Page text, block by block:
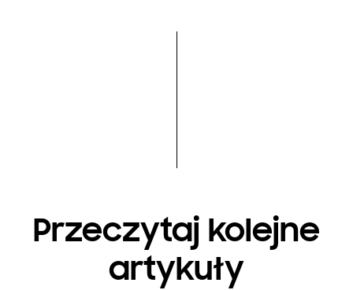
Przeczytaj kolejne
artykuły